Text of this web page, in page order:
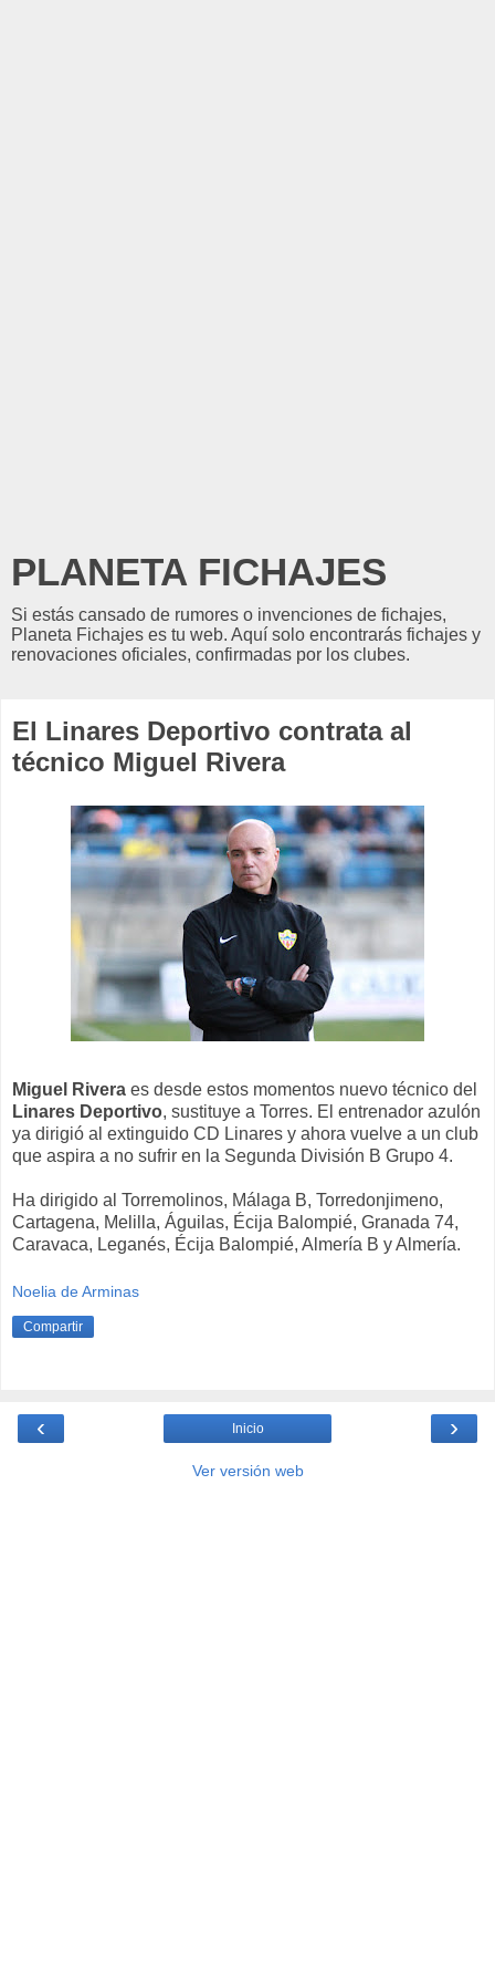
PLANETA FICHAJES
Si estás cansado de rumores o invenciones de fichajes,
Planeta Fichajes es tu web. Aquí solo encontrarás fichajes y
renovaciones oficiales, confirmadas por los clubes.
El Linares Deportivo contrata al
técnico Miguel Rivera
Miguel Rivera es desde estos momentos nuevo técnico del
Linares Deportivo, sustituye a Torres. El entrenador azulón
ya dirigió al extinguido CD Linares y ahora vuelve a un club
que aspira a no sufrir en la Segunda División B Grupo 4.
Ha dirigido al Torremolinos, Málaga B, Torredonjimeno,
Cartagena, Melilla, Águilas, Écija Balompié, Granada 74,
Caravaca, Leganés, Écija Balompié, Almería B y Almería.
Noelia de Arminas
Compartir
‹ ›
Inicio
Ver versión web